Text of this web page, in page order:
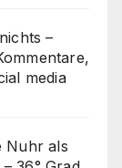
–
media
Nuhr als